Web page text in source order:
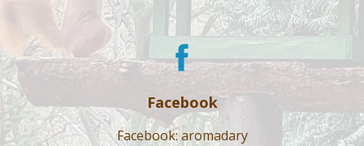
Facebook
Facebook: aromadary